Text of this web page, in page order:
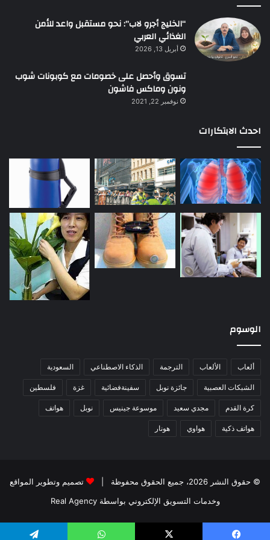
“الخليج أجرو لاب”: نحو مستقبل واعد للأمن
الغذائي العربي
أبريل 13, 2026
تسوق وأحصل على خصومات مع كوبونات شوب
ونون وماكس فاشون
نوفمبر 22, 2021
احدث الابتكارات
الوسوم
ألعاب الألعاب الترجمة الذكاء الاصطناعي السعودية
الشبكات العصبية جائزة نوبل سفينةفضائية غزة فلسطين
كرة القدم مجدي سعيد موسوعة جينيس نوبل هواتف
هواتف ذكية هواوي هونار
© حقوق النشر 2026، جميع الحقوق محفوظة |
تصميم وتطوير المواقع
وخدمات التسويق الإلكتروني بواسطة Real Agency